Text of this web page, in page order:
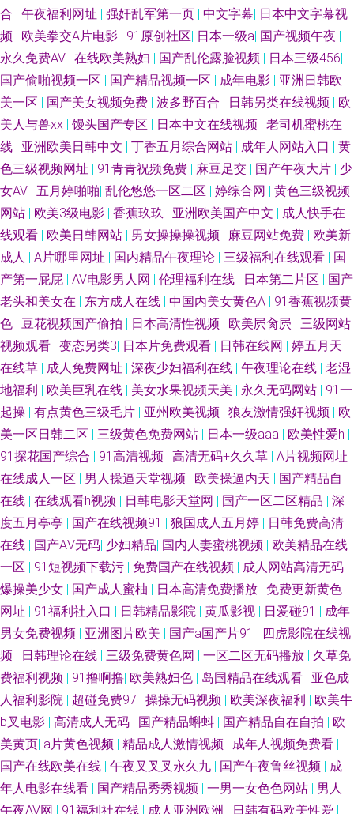
合 | 午夜福利网址 | 强奸乱军第一页 | 中文字幕| 日本中文字幕视
频 | 欧美拳交A片电影 | 91原创社区| 日本一级a| 国产视频午夜 |
永久免费AV | 在线欧美熟妇 | 国产乱伦露脸视频 | 日本三级456|
国产偷啪视频一区 | 国产精品视频一区 | 成年电影 | 亚洲日韩欧
美一区 | 国产美女视频免费 | 波多野百合 | 日韩另类在线视频 | 欧
美人与兽xx | 馒头国产专区 | 日本中文在线视频 | 老司机蜜桃在
线 | 亚洲欧美日韩中文 | 丁香五月综合网站 | 成年人网站入口 | 黄
色三级视频网址 | 91青青祝频免费 | 麻豆足交 | 国产午夜大片 | 少
女AV | 五月婷啪啪| 乱伦悠悠一区二区 | 婷综合网 | 黄色三级视频
网站 | 欧美3级电影 | 香蕉玖玖 | 亚洲欧美国产中文 | 成人快手在
线观看 | 欧美日韩网站 | 男女操操操视频 | 麻豆网站免费 | 欧美新
成人 | A片哪里网址 | 国内精品午夜理论 | 三级福利在线观看 | 国
产第一屁屁 | AV电影男人网 | 伦理福利在线 | 日本第二片区 | 国产
老头和美女在 | 东方成人在线 | 中国内美女黄色A | 91香蕉视频黄
色 | 豆花视频国产偷拍 | 日本高清性视频 | 欧美屄肏屄 | 三级网站
视频观看 | 变态另类3| 日本片免费观看 | 日韩在线网 | 婷五月天
在线草 | 成人免费网址 | 深夜少妇福利在线 | 午夜理论在线 | 老湿
地福利 | 欧美巨乳在线 | 美女水果视频天美 | 永久无码网站 | 91一
起操 | 有点黄色三级毛片 | 亚州欧美视频 | 狼友激情强奸视频 | 欧
美一区日韩二区 | 三级黄色免费网站 | 日本一级aaa | 欧美性爱h |
91探花国产综合 | 91高清视频 | 高清无码+久久草 | A片视频网址 |
在线成人一区 | 男人操逼天堂视频 | 欧美操逼内天 | 国产精品自
在线 | 在线观看h视频 | 日韩电影天堂网 | 国产一区二区精品 | 深
度五月亭亭 | 国产在线视频91 | 狼国成人五月婷 | 日韩免费高清
在线 | 国产AⅤ无码| 少妇精品| 国内人妻蜜桃视频 | 欧美精品在线
一区 | 91短视频下载污 | 免费国产在线视频 | 成人网站高清无码 |
爆操美少女 | 国产成人蜜柚 | 日本高清免费播放 | 免费更新黄色
网址 | 91福利社入口 | 日韩精品影院 | 黄瓜影视 | 日爱碰91 | 成年
男女免费视频 | 亚洲图片欧美 | 国产a国产片91 | 四虎影院在线视
频 | 日韩理论在线 | 三级免费黄色网 | 一区二区无码播放 | 久草免
费福利视频 | 91撸啊撸| 欧美熟妇色 | 岛国精品在线观看 | 亚色成
人福利影院 | 超碰免费97 | 操操无码视频 | 欧美深夜福利 | 欧美牛
b叉电影 | 高清成人无码 | 国产精品蝌蚪 | 国产精品自在自拍 | 欧
美黄页| a片黄色视频 | 精品成人激情视频 | 成年人视频免费看 |
国产在线欧美在线 | 午夜叉叉叉永久九 | 国产午夜鲁丝视频 | 成
年人电影在线看 | 国产精品秀秀视频 | 一男一女色色网站 | 男人
午夜AV网 | 91福利社在线 | 成人亚洲欧洲 | 日韩有码欧美性爱 |